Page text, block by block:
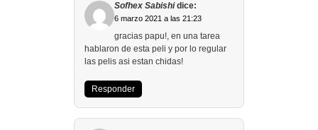
Sofhex Sabishi dice:
6 marzo 2021 a las 21:23
gracias papu!, en una tarea
hablaron de esta peli y por lo regular
las pelis asi estan chidas!
Responder